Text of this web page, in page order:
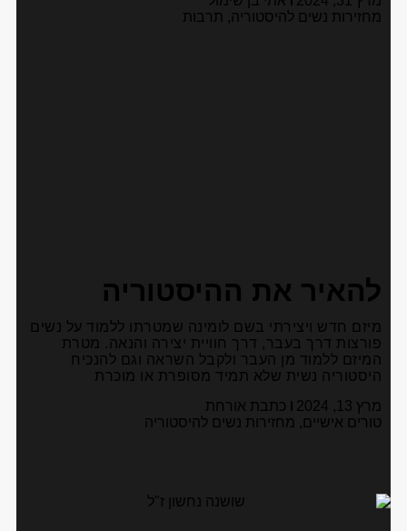
מחזירות נשים להיסטוריה, תרבות
להאיר את ההיסטוריה
מיזם חדש ויצירתי בשם לומינה שמטרתו ללמוד על נשים
פורצות דרך בעבר, דרך חוויית יצירה והנאה. מטרת
המיזם ללמוד מן העבר ולקבל השראה וגם להנכיח
היסטוריה נשית שלא תמיד מסופרת או מוכרת
מרץ 13, 2024
כתבת אורחת
טורים אישיים, מחזירות נשים להיסטוריה